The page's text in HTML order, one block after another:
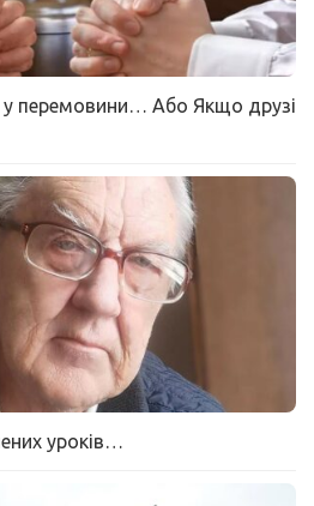
у перемовини… Або Якщо друзі
уроків…